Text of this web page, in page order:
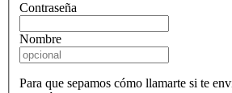
Contraseña
Nombre
Para que sepamos cómo llamarte si te